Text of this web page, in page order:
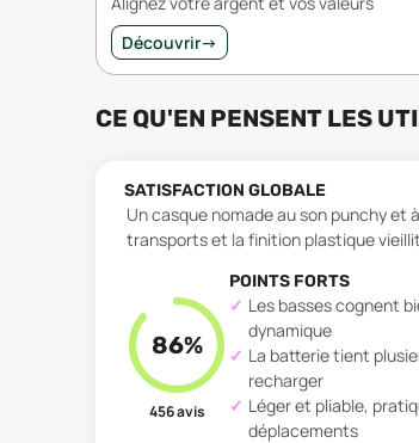
Découvrir→
CE QU'EN PENSENT LES
SATISFACTION GLOBALE
Un casque nomade au son punchy
transports et la finition plastique
86%
456avis
POINTS FORTS
Les basses cognent
dynamique
La batterie tient
recharger
Léger et pliable,
déplacements